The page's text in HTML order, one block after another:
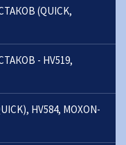
(QUICK,
- HV519,
HV584, MOXON-